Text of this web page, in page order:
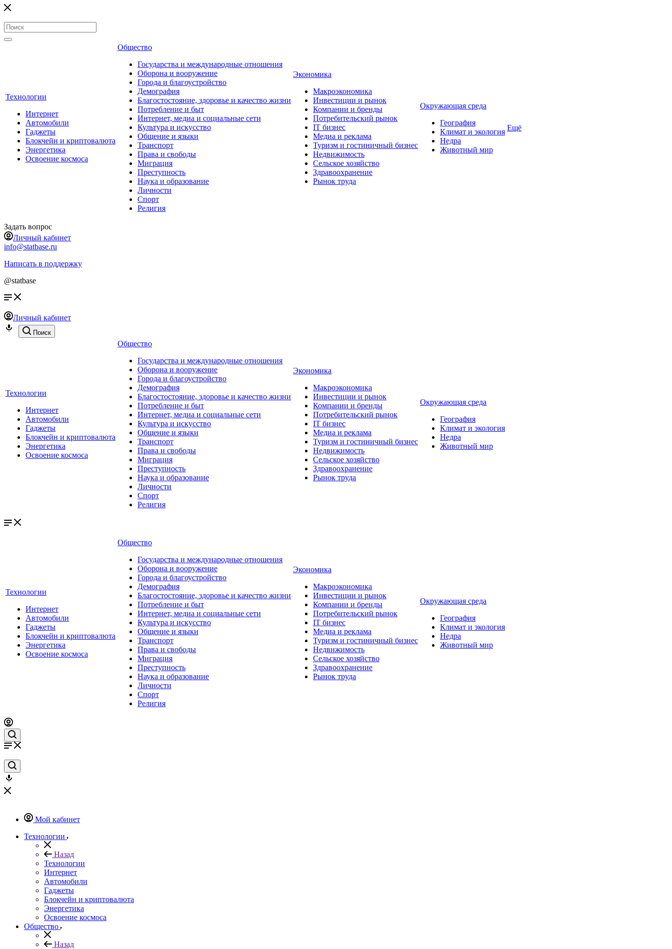
Технологии
Интернет
Автомобили
Гаджеты
Блокчейн и криптовалюта
Энергетика
Освоение космоса
Общество
Государства и международные отношения
Оборона и вооружение
Города и благоустройство
Демография
Благостостояние, здоровье и качество жизни
Потребление и быт
Интернет, медиа и социальные сети
Культура и искусство
Общение и языки
Транспорт
Права и свободы
Миграция
Преступность
Наука и образование
Личности
Спорт
Религия
Экономика
Макроэкономика
Инвестиции и рынок
Компании и бренды
Потребительский рынок
IT бизнес
Медиа и реклама
Туризм и гостиничный бизнес
Недвижимость
Сельское хозяйство
Здравоохранение
Рынок труда
Окружающая среда
География
Климат и экология
Недра
Животный мир
Ещё
Задать вопрос
Личный кабинет
info@statbase.ru
Написать в поддержку
@statbase
Личный кабинет
Поиск
Технологии
Интернет
Автомобили
Гаджеты
Блокчейн и криптовалюта
Энергетика
Освоение космоса
Общество
Государства и международные отношения
Оборона и вооружение
Города и благоустройство
Демография
Благостостояние, здоровье и качество жизни
Потребление и быт
Интернет, медиа и социальные сети
Культура и искусство
Общение и языки
Транспорт
Права и свободы
Миграция
Преступность
Наука и образование
Личности
Спорт
Религия
Экономика
Макроэкономика
Инвестиции и рынок
Компании и бренды
Потребительский рынок
IT бизнес
Медиа и реклама
Туризм и гостиничный бизнес
Недвижимость
Сельское хозяйство
Здравоохранение
Рынок труда
Окружающая среда
География
Климат и экология
Недра
Животный мир
Технологии
Интернет
Автомобили
Гаджеты
Блокчейн и криптовалюта
Энергетика
Освоение космоса
Общество
Государства и международные отношения
Оборона и вооружение
Города и благоустройство
Демография
Благостостояние, здоровье и качество жизни
Потребление и быт
Интернет, медиа и социальные сети
Культура и искусство
Общение и языки
Транспорт
Права и свободы
Миграция
Преступность
Наука и образование
Личности
Спорт
Религия
Экономика
Макроэкономика
Инвестиции и рынок
Компании и бренды
Потребительский рынок
IT бизнес
Медиа и реклама
Туризм и гостиничный бизнес
Недвижимость
Сельское хозяйство
Здравоохранение
Рынок труда
Окружающая среда
География
Климат и экология
Недра
Животный мир
Мой кабинет
Технологии
Назад
Технологии
Интернет
Автомобили
Гаджеты
Блокчейн и криптовалюта
Энергетика
Освоение космоса
Общество
Назад